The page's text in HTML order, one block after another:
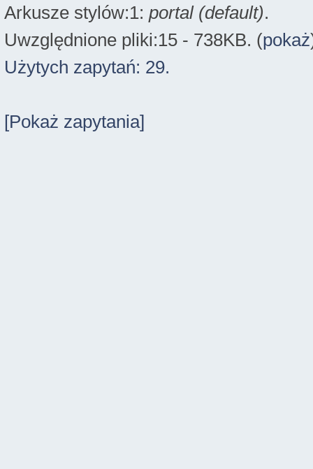
Arkusze stylów:1: portal (default).
Uwzględnione pliki:15 - 738KB. (pokaż
Użytych zapytań: 29.
[Pokaż zapytania]